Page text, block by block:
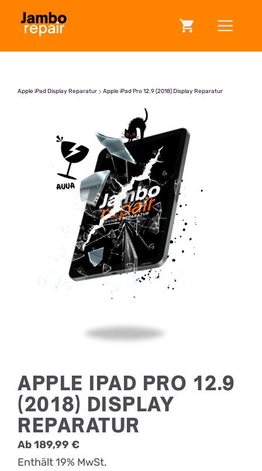
Inhalt
Apple iPad Display Reparatur Apple iPad Pro 12.9 (2018) Display Reparatur
APPLE IPAD PRO 12.9
(2018) DISPLAY
REPARATUR
Ab189,99 €
Enthält 19% MwSt.